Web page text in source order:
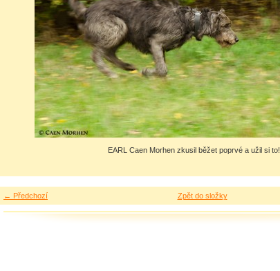
EARL Caen Morhen zkusil běžet poprvé a užil si to!
← Předchozí Zpět do složky